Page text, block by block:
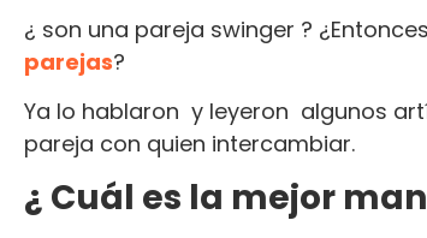
¿ son una pareja swinger ?
parejas?
Ya lo hablaron y leyeron algunos
pareja con quien intercambiar.
¿ Cuál es la mejor